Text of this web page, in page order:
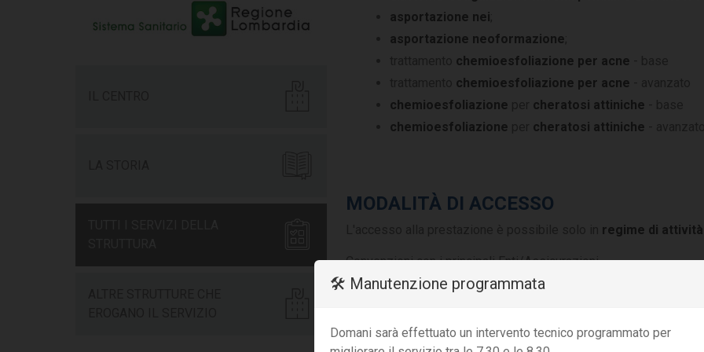
🛠️ Manutenzione programmata
Domani sarà effettuato un intervento tecnico programmato per
asportazione nei
asportazione neoformazione
chemioesfoliazione per acne
chemioesfoliazione per acne
chemioesfoliazione
cheratosi attiniche
chemioesfoliazione
cheratosi attiniche
MODALITÀ DI ACCESSO
regime di
Convenzioni con i principali Enti/Assicurazioni.
Per informazioni e prenotazioni è necessario contattare la